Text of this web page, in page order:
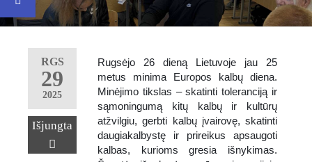
Klaipėdos
suaugusiųjų
RGS
29
2025
Išjungta
Rugsėjo 26 dieną Lietuvoje jau 25
metus minima Europos kalbų diena.
Minėjimo tikslas – skatinti toleranciją ir
sąmoningumą kitų kalbų ir kultūrų
atžvilgiu, gerbti kalbų įvairovę, skatinti
daugiakalbystę ir prireikus apsaugoti
kalbas, kurioms gresia išnykimas.